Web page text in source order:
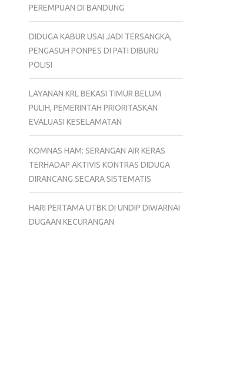
PEREMPUAN DI BANDUNG
DIDUGA KABUR USAI JADI TERSANGKA,
PENGASUH PONPES DI PATI DIBURU
POLISI
LAYANAN KRL BEKASI TIMUR BELUM
PULIH, PEMERINTAH PRIORITASKAN
EVALUASI KESELAMATAN
KOMNAS HAM: SERANGAN AIR KERAS
TERHADAP AKTIVIS KONTRAS DIDUGA
DIRANCANG SECARA SISTEMATIS
HARI PERTAMA UTBK DI UNDIP DIWARNAI
DUGAAN KECURANGAN